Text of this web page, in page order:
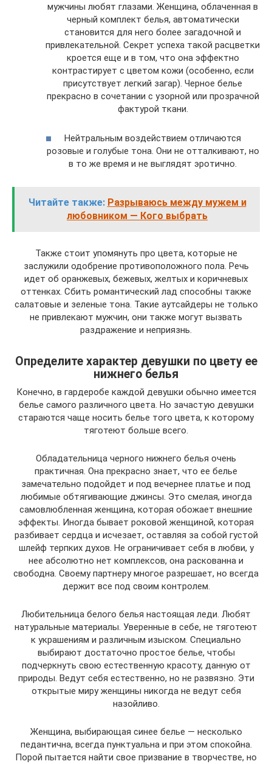
мужчины любят глазами. Женщина, облаченная в
черный комплект белья, автоматически
становится для него более загадочной и
привлекательной. Секрет успеха такой расцветки
кроется еще и в том, что она эффектно
контрастирует с цветом кожи (особенно, если
присутствует легкий загар). Черное белье
прекрасно в сочетании с узорной или прозрачной
фактурой ткани.
Нейтральным воздействием отличаются
розовые и голубые тона. Они не отталкивают, но
в то же время и не выглядят эротично.
Читайте также: Разрываюсь между мужем и
любовником — Кого выбрать
Также стоит упомянуть про цвета, которые не
заслужили одобрение противоположного пола. Речь
идет об оранжевых, бежевых, желтых и коричневых
оттенках. Сбить романтический лад способны также
салатовые и зеленые тона. Такие аутсайдеры не только
не привлекают мужчин, они также могут вызвать
раздражение и неприязнь.
Определите характер девушки по цвету ее
нижнего белья
Конечно, в гардеробе каждой девушки обычно имеется
белье самого различного цвета. Но зачастую девушки
стараются чаще носить белье того цвета, к которому
тяготеют больше всего.
Обладательница черного нижнего белья очень
практичная. Она прекрасно знает, что ее белье
замечательно подойдет и под вечернее платье и под
любимые обтягивающие джинсы. Это смелая, иногда
самовлюбленная женщина, которая обожает внешние
эффекты. Иногда бывает роковой женщиной, которая
разбивает сердца и исчезает, оставляя за собой густой
шлейф терпких духов. Не ограничивает себя в любви, у
нее абсолютно нет комплексов, она раскованна и
свободна. Своему партнеру многое разрешает, но всегда
держит все под своим контролем.
Любительница белого белья настоящая леди. Любят
натуральные материалы. Уверенные в себе, не тяготеют
к украшениям и различным изыском. Специально
выбирают достаточно простое белье, чтобы
подчеркнуть свою естественную красоту, данную от
природы. Ведут себя естественно, но не развязно. Эти
открытые миру женщины никогда не ведут себя
назойливо.
Женщина, выбирающая синее белье — несколько
педантична, всегда пунктуальна и при этом спокойна.
Порой пытается найти свое призвание в творчестве, но